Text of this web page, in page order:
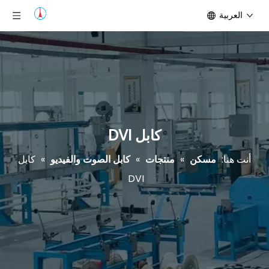
العربية
كابل DVI
أنت هنا: مسكن » منتجات » كابل الصوت والفيديو » كابل
DVI